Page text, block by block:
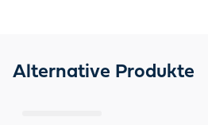
Alternative Produkte